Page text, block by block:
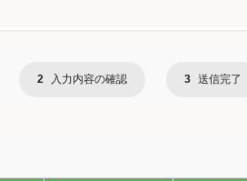
2 入力内容の確認 3 送信完了